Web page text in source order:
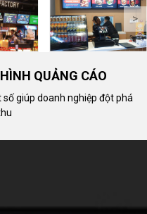
>
QUẢNG CÁO
giúp doanh nghiệp đột phá